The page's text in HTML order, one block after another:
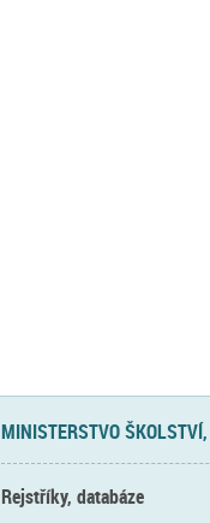
MINISTERSTVO
Rejstříky, databáze